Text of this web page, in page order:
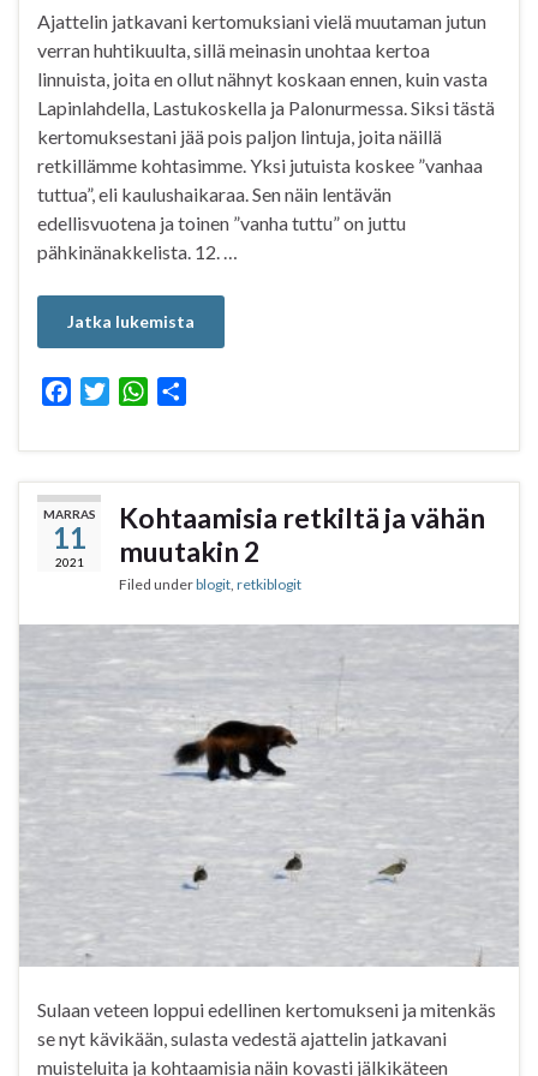
Ajattelin jatkavani kertomuksiani vielä muutaman jutun
verran huhtikuulta, sillä meinasin unohtaa kertoa
linnuista, joita en ollut nähnyt koskaan ennen, kuin vasta
Lapinlahdella, Lastukoskella ja Palonurmessa. Siksi tästä
kertomuksestani jää pois paljon lintuja, joita näillä
retkillämme kohtasimme. Yksi jutuista koskee ”vanhaa
tuttua”, eli kaulushaikaraa. Sen näin lentävän
edellisvuotena ja toinen ”vanha tuttu” on juttu
pähkinänakkelista. 12. …
Jatka lukemista
c
e
b
o
o
i
t
W
a
t
A
p
p
a
r
MARRAS
11
2021
Kohtaamisia retkiltä ja vähän
muutakin 2
Filed underblogit retkiblogit
Sulaan veteen loppui edellinen kertomukseni ja mitenkäs
se nyt kävikään, sulasta vedestä ajattelin jatkavani
muisteluita ja kohtaamisia näin kovasti jälkikäteen